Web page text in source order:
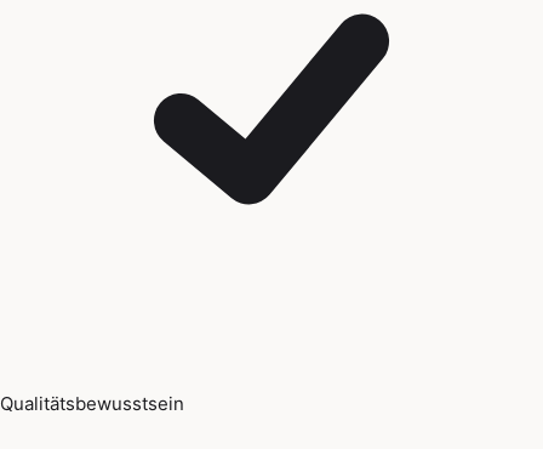
Qualitätsbewusstsein